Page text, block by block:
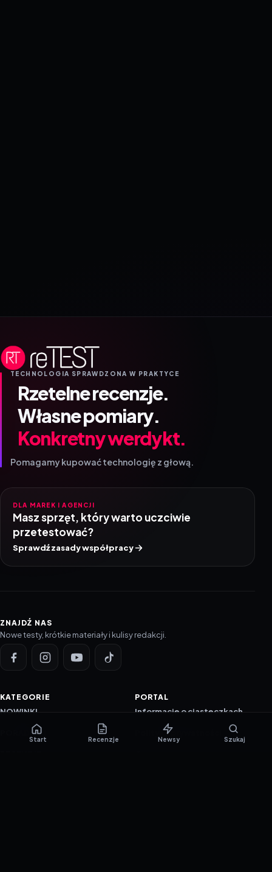
TECHNOLOGIA SPRAWDZONA W PRAKTYCE
Rzetelne recenzje.
Własne pomiary.
Konkretny werdykt.
Pomagamy kupować technologię z głową.
DLA MAREK I AGENCJI
Masz sprzęt, który warto uczciwie
przetestować?
Sprawdź zasady współpracy
ZNAJDŹ NAS
Nowe testy, krótkie materiały i kulisy redakcji.
KATEGORIE
NOWINKI
PORADNIKI
PORTAL
Informacje o ciasteczkach
Polityka prywatności
Start Recenzje Newsy Szukaj